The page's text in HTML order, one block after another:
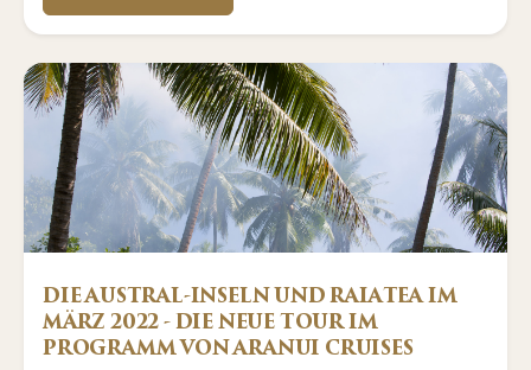
DIE AUSTRAL-INSELN UND RAIATEA IM
MÄRZ 2022 - DIE NEUE TOUR IM
PROGRAMM VON ARANUI CRUISES